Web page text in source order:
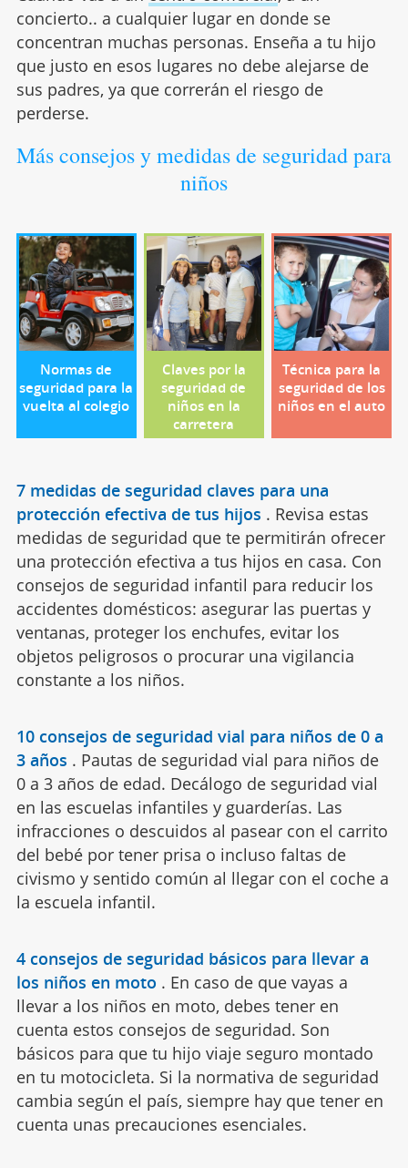
concierto.. a cualquier lugar en donde se
concentran muchas personas. Enseña a tu hijo
que justo en esos lugares no debe alejarse de
sus padres, ya que correrán el riesgo de
perderse.
Más consejos y medidas de seguridad para
niños
Normas de
seguridad para la
vuelta al colegio
Claves por la
seguridad de
niños en la
carretera
Técnica para la
seguridad de los
niños en el auto
7 medidas de seguridad claves para una
protección efectiva de tus hijos . Revisa estas
medidas de seguridad que te permitirán ofrecer
una protección efectiva a tus hijos en casa. Con
consejos de seguridad infantil para reducir los
accidentes domésticos: asegurar las puertas y
ventanas, proteger los enchufes, evitar los
objetos peligrosos o procurar una vigilancia
constante a los niños.
10 consejos de seguridad vial para niños de 0 a
3 años . Pautas de seguridad vial para niños de
0 a 3 años de edad. Decálogo de seguridad vial
en las escuelas infantiles y guarderías. Las
infracciones o descuidos al pasear con el carrito
del bebé por tener prisa o incluso faltas de
civismo y sentido común al llegar con el coche a
la escuela infantil.
4 consejos de seguridad básicos para llevar a
los niños en moto . En caso de que vayas a
llevar a los niños en moto, debes tener en
cuenta estos consejos de seguridad. Son
básicos para que tu hijo viaje seguro montado
en tu motocicleta. Si la normativa de seguridad
cambia según el país, siempre hay que tener en
cuenta unas precauciones esenciales.